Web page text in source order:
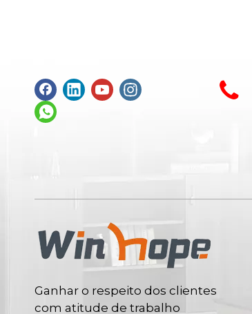
Ganhar o respeito dos clientes
com atitude de trabalho